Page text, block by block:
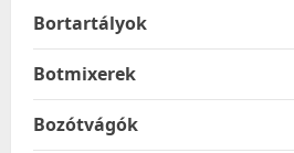
Bortartályok
Botmixerek
Bozótvágók